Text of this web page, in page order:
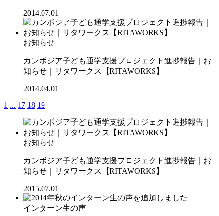
2014.07.01
お知らせ
カンボジア子ども通学支援プロジェクト進捗報告｜お
知らせ｜リタワークス【RITAWORKS】
2014.04.01
1 ... 17 18 19
お知らせ
カンボジア子ども通学支援プロジェクト進捗報告｜お
知らせ｜リタワークス【RITAWORKS】
2015.07.01
インターン生の声